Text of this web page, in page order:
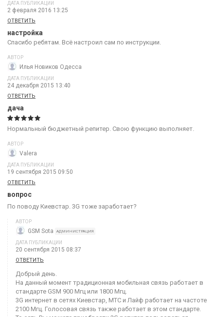
ДАТА ПУБЛИКАЦИИ
2 февраля 2016 13:25
ОТВЕТИТЬ
настройка
Спасибо ребятам. Всё настроил сам по инструкции.
АВТОР
Илья Новиков Одесса
ДАТА ПУБЛИКАЦИИ
24 декабря 2015 13:40
ОТВЕТИТЬ
дача
Нормальный бюджетный репитер. Свою функцию выполняет.
АВТОР
Valera
ДАТА ПУБЛИКАЦИИ
19 сентября 2015 09:50
ОТВЕТИТЬ
вопрос
По поводу Киевстар. 3G тоже заработает?
АВТОР
GSM Sota АДМИНИСТРАЦИЯ
ДАТА ПУБЛИКАЦИИ
20 сентября 2015 08:37
ОТВЕТИТЬ
Добрый день.
На данный момент традиционная мобильная связь работает в
стандарте GSM 900 Мгц или 1800 Мгц.
3G интернет в сетях Киевстар, МТС и Лайф работает на частоте
2100 Мгц. Голосовая связь также работает в этом стандарте.